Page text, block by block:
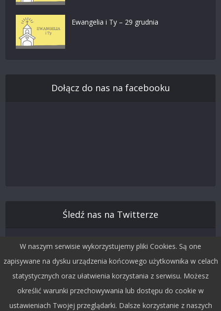
Ewangelia i Ty – 29 grudnia
Dołącz do nas na facebooku
Śledź nas na Twitterze
W naszym serwisie wykorzystujemy pliki Cookies. Są one
zapisywane na dysku urządzenia końcowego użytkownika w celach
statystycznych oraz ułatwienia korzystania z serwisu. Możesz
określić warunki przechowywania lub dostępu do cookie w
ustawieniach Twojej przeglądarki. Dalsze korzystanie z naszych